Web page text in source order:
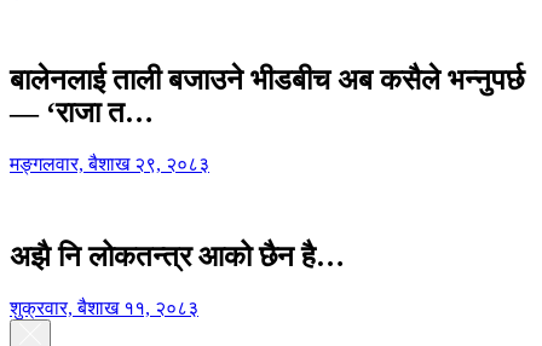
बालेनलाई ताली बजाउने भीडबीच अब कसैले भन्नुपर्छ
— ‘राजा त…
मङ्गलवार, बैशाख २९, २०८३
अझै नि लोकतन्त्र आको छैन है…
शुक्रवार, बैशाख ११, २०८३